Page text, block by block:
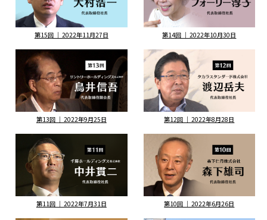
第15回 ｜ 2022年11月27日 第14回 ｜ 2022年10月30日
第13回 ｜ 2022年9月25日 第12回 ｜ 2022年8月28日
第11回 ｜ 2022年7月31日 第10回 ｜ 2022年6月26日